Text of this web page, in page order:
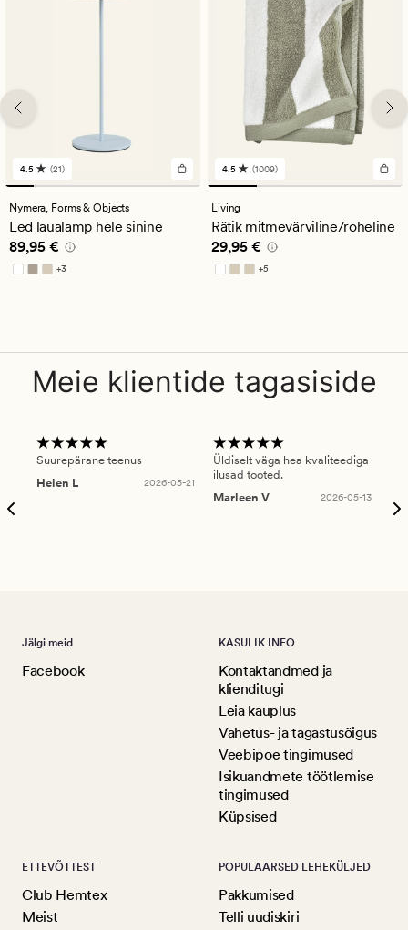
21
arvustust
keskmise
hinnanguga
4.5
4.5 (21)
Nymera, Forms & Objects
Led laualamp hele sinine
Pris_ee 89,95 €
89,95 €
+3
Saadaval rohkemates värvitoonides
1009
arvustust
keskmise
hinnanguga
4.5
4.5 (1009)
Living
Rätik mitmevärviline/roheline
Pris_ee 29,95 €
29,95 €
+5
Saadaval rohkemates värvitoonides
Meie klientide tagasiside
Suurepärane teenus
Helen L
2026-05-21
Üldiselt väga hea kvaliteediga
ilusad tooted.
Marleen V
2026-05-13
Jälgi meid
Facebook
KASULIK INFO
Kontaktandmed ja
klienditugi
Leia kauplus
Vahetus- ja tagastusõigus
Veebipoe tingimused
Isikuandmete töötlemise
tingimused
Küpsised
ETTEVÕTTEST
Club Hemtex
Meist
POPULAARSED LEHEKÜLJED
Pakkumised
Telli uudiskiri